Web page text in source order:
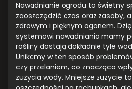
Nawadnianie ogrodu to świetny
zaoszczędzić czas oraz zasoby,
zdrowym i pięknym ogonem.
systemowi nawadniania mamy
rośliny dostają dokładnie tyle
Unikamy w ten sposób
czy przelaniem, co znacząco
zużycia wody. Mniejsze zużycie